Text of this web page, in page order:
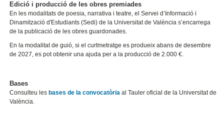
Edició i producció de les obres premiades
En les modalitats de poesia, narrativa i teatre, el Servei d’Informació i
Dinamització d'Estudiants (Sedi) de la Universitat de València s’encarrega
de la publicació de les obres guardonades.
En la modalitat de guió, si el curtmetratge es produeix abans de desembre
de 2027, es pot obtenir una ajuda per a la producció de 2.000 €.
Bases
Consulteu les bases de la convocatòria al Tauler oficial de la Universitat de
València.